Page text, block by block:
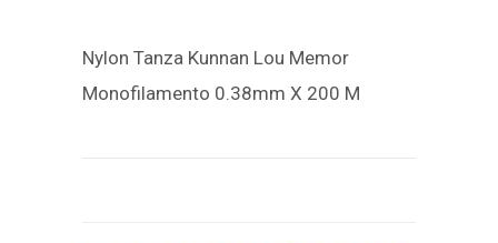
Nylon Tanza Kunnan Lou Memor
Monofilamento 0.38mm X 200 M